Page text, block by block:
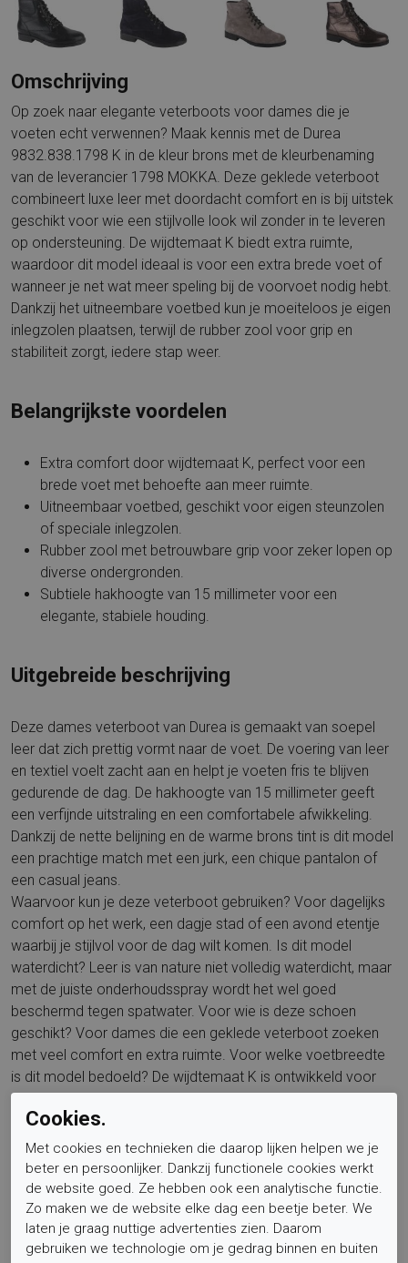
Omschrijving
Op zoek naar elegante veterboots voor dames die je
voeten echt verwennen? Maak kennis met de Durea
9832.838.1798 K in de kleur brons met de kleurbenaming
van de leverancier 1798 MOKKA. Deze geklede veterboot
combineert luxe leer met doordacht comfort en is bij uitstek
geschikt voor wie een stijlvolle look wil zonder in te leveren
op ondersteuning. De wijdtemaat K biedt extra ruimte,
waardoor dit model ideaal is voor een extra brede voet of
wanneer je net wat meer speling bij de voorvoet nodig hebt.
Dankzij het uitneembare voetbed kun je moeiteloos je eigen
inlegzolen plaatsen, terwijl de rubber zool voor grip en
stabiliteit zorgt, iedere stap weer.
Belangrijkste voordelen
Extra comfort door wijdtemaat K, perfect voor een
brede voet met behoefte aan meer ruimte.
Uitneembaar voetbed, geschikt voor eigen steunzolen
of speciale inlegzolen.
Rubber zool met betrouwbare grip voor zeker lopen op
diverse ondergronden.
Subtiele hakhoogte van 15 millimeter voor een
elegante, stabiele houding.
Uitgebreide beschrijving
Deze dames veterboot van Durea is gemaakt van soepel
leer dat zich prettig vormt naar de voet. De voering van leer
en textiel voelt zacht aan en helpt je voeten fris te blijven
gedurende de dag. De hakhoogte van 15 millimeter geeft
een verfijnde uitstraling en een comfortabele afwikkeling.
Dankzij de nette belijning en de warme brons tint is dit model
een prachtige match met een jurk, een chique pantalon of
een casual jeans.
Waarvoor kun je deze veterboot gebruiken? Voor dagelijks
comfort op het werk, een dagje stad of een avond etentje
waarbij je stijlvol voor de dag wilt komen. Is dit model
waterdicht? Leer is van nature niet volledig waterdicht, maar
met de juiste onderhoudsspray wordt het wel goed
beschermd tegen spatwater. Voor wie is deze schoen
geschikt? Voor dames die een geklede veterboot zoeken
met veel comfort en extra ruimte. Voor welke voetbreedte
is dit model bedoeld? De wijdtemaat K is ontwikkeld voor
een extra brede voet. Is het voetbed uitneembaar? Ja, het
voetbed is verwisselbaar en je kunt eenvoudig je eigen
inlegzolen plaatsen.
Benieuwd naar meer stijlen en pasvormen van dit merk?
Bekijk de volledige collectie opDureaen vind de schoen die
naadloos bij jouw wensen past.
Relevante termen: Durea veterboots dames, dames
veterboot brons, comfortschoenen extra breed, wijdtemaat
Cookies.
Met cookies en technieken die daarop lijken helpen we je
beter en persoonlijker. Dankzij functionele cookies werkt
de website goed. Ze hebben ook een analytische functie.
Zo maken we de website elke dag een beetje beter. We
laten je graag nuttige advertenties zien. Daarom
gebruiken we technologie om je gedrag binnen en buiten